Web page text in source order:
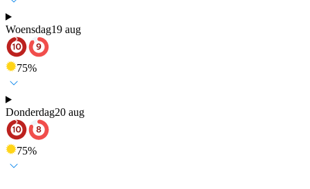
Woensdag19 aug
75%
Donderdag20 aug
75%